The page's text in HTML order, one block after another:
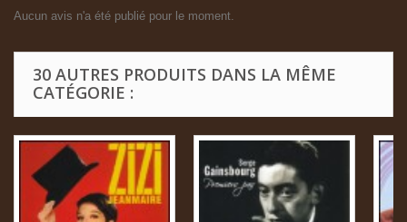
Aucun avis n'a été publié pour le moment.
30 AUTRES PRODUITS DANS LA MÊME
CATÉGORIE :